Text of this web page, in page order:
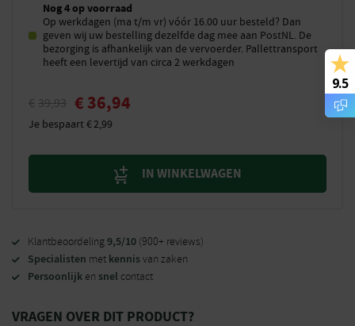
Nog 4 op voorraad
Op werkdagen (ma t/m vr) vóór 16.00 uur besteld? Dan
geven wij uw bestelling dezelfde dag mee aan PostNL. De
bezorging is afhankelijk van de vervoerder. Pallettransport
heeft een levertijd van circa 2 werkdagen
€ 39,93 € 36,94
Je bespaart€2,99
IN WINKELWAGEN
Klantbeoordeling9,5/10 (900+ reviews)
Specialisten met kennisvan zaken
Persoonlijk en snel contact
VRAGEN OVER DIT PRODUCT?
9.5